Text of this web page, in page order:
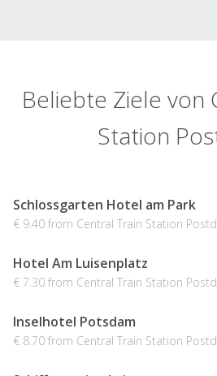
Beliebte Ziele von
Station
Schlossgarten Hotel am Park
€ 9.40 from Central Train Station
Hotel Am Luisenplatz
€ 7.30 from Central Train Station
Inselhotel Potsdam
€ 8.70 from Central Train Station